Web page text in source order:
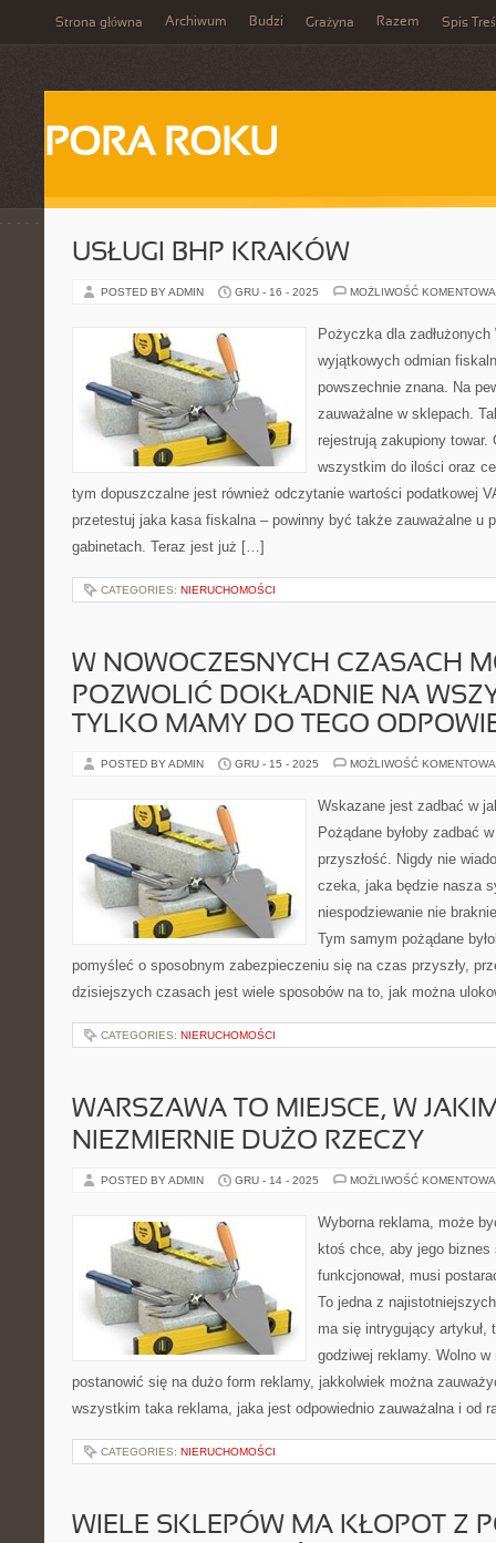
Strona główna Archiwum Budzi Grażyna Razem Spis
PORA ROKU
USŁUGI BHP KRAKÓW
POSTED BY ADMIN GRU - 16 - 2025 MOŻLIWOŚĆ
Pożyczka dla
wyjątkowych odmian
powszechnie znana. Na
zauważalne w sklepach.
rejestrują zakupiony towar.
wszystkim do ilości oraz
tym dopuszczalne jest również odczytanie wartości podatkowej
przetestuj jaka kasa fiskalna – powinny być także zauważalne u
gabinetach. Teraz jest już […]
CATEGORIES: NIERUCHOMOŚCI
W NOWOCZESNYCH CZASACH
POZWOLIĆ DOKŁADNIE NA
TYLKO MAMY DO TEGO
POSTED BY ADMIN GRU - 15 - 2025 MOŻLIWOŚĆ
Wskazane jest zadbać w
Pożądane byłoby zadbać
przyszłość. Nigdy nie
czeka, jaka będzie nasza
niespodziewanie nie
Tym samym pożądane
pomyśleć o sposobnym zabezpieczeniu się na czas przyszły,
dzisiejszych czasach jest wiele sposobów na to, jak można
CATEGORIES: NIERUCHOMOŚCI
WARSZAWA TO MIEJSCE, W
NIEZMIERNIE DUŻO RZECZY
POSTED BY ADMIN GRU - 14 - 2025 MOŻLIWOŚĆ
Wyborna reklama, może
ktoś chce, aby jego
funkcjonował, musi
To jedna z
ma się intrygujący artykuł,
godziwej reklamy. Wolno
postanowić się na dużo form reklamy, jakkolwiek można
wszystkim taka reklama, jaka jest odpowiednio zauważalna i od
CATEGORIES: NIERUCHOMOŚCI
WIELE SKLEPÓW MA KŁOPOT Z